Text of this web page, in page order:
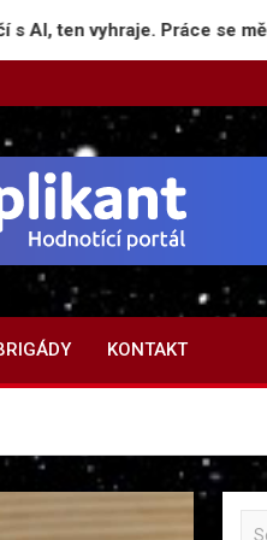
vyhraje. Práce se mění už teď
KONTAKT